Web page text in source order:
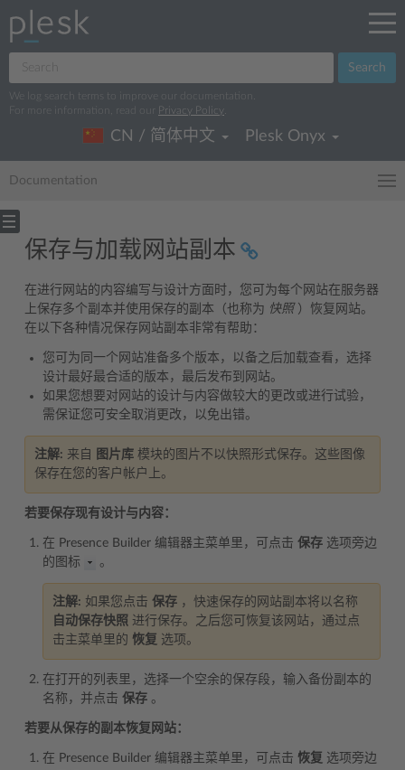
Search
We log search terms to improve our documentation.
For more information, read our
Privacy Policy
CN / 简体中文 Plesk Onyx
Documentation
保存与加载网站副本
在进行网站的内容编写与设计方面时，您可为每个网站在服务器
上保存多个副本并使用保存的副本（也称为 快照）恢复网站。
在以下各种情况保存网站副本非常有帮助：
您可为同一个网站准备多个版本，以备之后加载查看，选择
设计最好最合适的版本，最后发布到网站。
如果您想要对网站的设计与内容做较大的更改或进行试验，
需保证您可安全取消更改，以免出错。
注解: 来自 图片库 模块的图片不以快照形式保存。这些图像
保存在您的客户帐户上。
若要保存现有设计与内容：
在 Presence Builder 编辑器主菜单里，可点击 保存 选项旁边
的图标
。
注解: 如果您点击 保存 ，快速保存的网站副本将以名称
自动保存快照 进行保存。之后您可恢复该网站，通过点
击主菜单里的 恢复 选项。
在打开的列表里，选择一个空余的保存段，输入备份副本的
名称，并点击 保存 。
若要从保存的副本恢复网站：
在 Presence Builder 编辑器主菜单里，可点击 恢复 选项旁边